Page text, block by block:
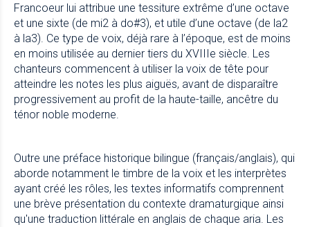
Francoeur lui attribue une tessiture extrême d’une octave
et une sixte (de mi2 à do#3), et utile d’une octave (de la2
à la3). Ce type de voix, déjà rare à l’époque, est de moins
en moins utilisée au dernier tiers du XVIIIe siècle. Les
chanteurs commencent à utiliser la voix de tête pour
atteindre les notes les plus aiguës, avant de disparaître
progressivement au profit de la haute-taille, ancêtre du
ténor noble moderne.
Outre une préface historique bilingue (français/anglais), qui
aborde notamment le timbre de la voix et les interprètes
ayant créé les rôles, les textes informatifs comprennent
une brève présentation du contexte dramaturgique ainsi
qu'une traduction littérale en anglais de chaque aria. Les